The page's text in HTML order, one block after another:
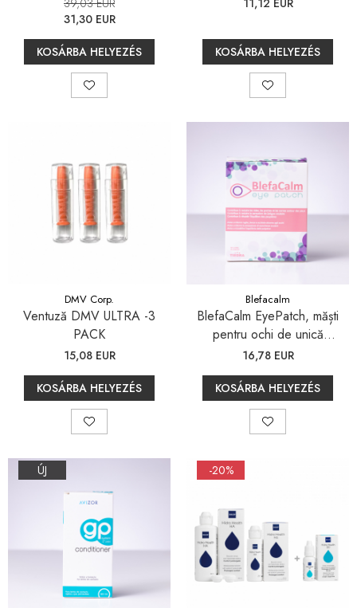
39,03 EUR
31,30 EUR
KOSÁRBA HELYEZÉS
11,12 EUR
KOSÁRBA HELYEZÉS
DMV Corp.
Ventuză DMV ULTRA -3
PACK
15,08 EUR
KOSÁRBA HELYEZÉS
Blefacalm
BlefaCalm EyePatch, măști
pentru ochi de unică
folosință, cu autoîncălzire, 10
bucăți
16,78 EUR
KOSÁRBA HELYEZÉS
ÚJ -20%